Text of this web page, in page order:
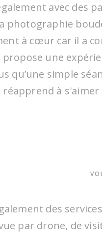
avec des
photographie
à cœur car il a
propose une
qu’une simple
réapprend à s'aimer
des
par drone, de
fait la séance